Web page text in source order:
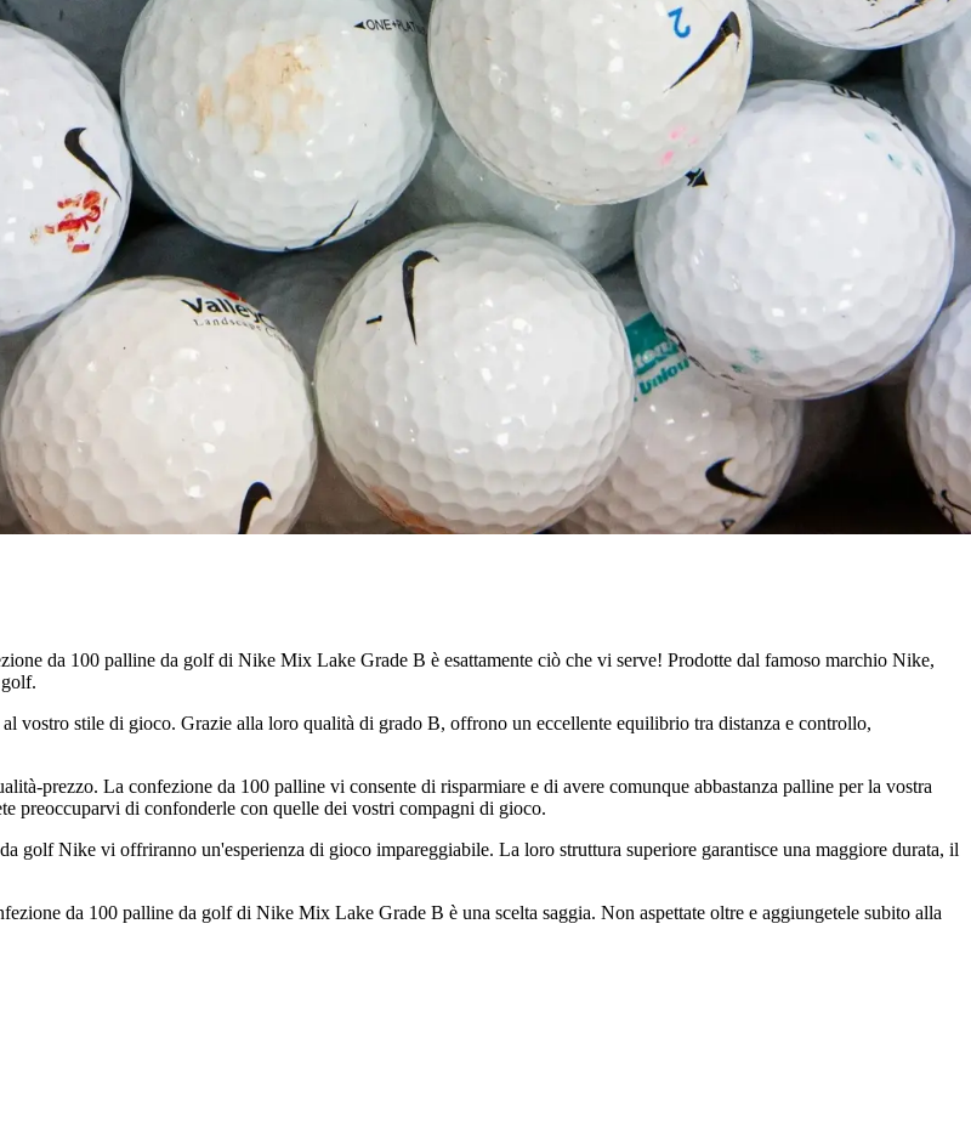
da 100 palline da golf di Nike Mix Lake Grade B è esattamente ciò che vi serve! Prodotte dal famoso marchio Nike,
vostro stile di gioco. Grazie alla loro qualità di grado B, offrono un eccellente equilibrio tra distanza e controllo,
prezzo. La confezione da 100 palline vi consente di risparmiare e di avere comunque abbastanza palline per la vostra
preoccuparvi di confonderle con quelle dei vostri compagni di gioco.
golf Nike vi offriranno un'esperienza di gioco impareggiabile. La loro struttura superiore garantisce una maggiore durata, il
da 100 palline da golf di Nike Mix Lake Grade B è una scelta saggia. Non aspettate oltre e aggiungetele subito alla